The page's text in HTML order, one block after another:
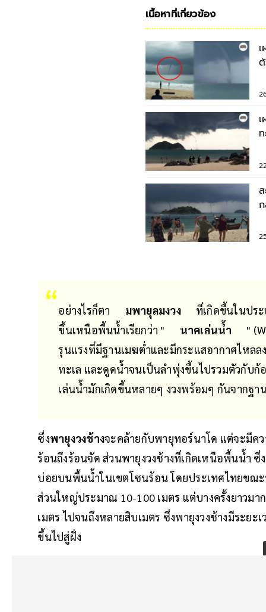
เนื้อหาที่เกี่ยวข้อง
อย่างไรก็ตา มพายุลมงวง
ที่เกิดขึ้นในปร
ขึ้นเหนือพื้นน้ำเรียกว่า "
นาคเล่นน้ำ
"
รุนแรงที่มีฐานเมฆต่ำและมีกระแสอากาศไหล
ทะเล และดูดน้ำจนเป็นลำพุ่งขึ้นไปรวมตัวกับ
เล่นน้ำมักเกิดขึ้นหลายๆ งวงพร้อมๆ กันจากฐ
ซึ่งพายุงวงช้างจะคล้ายกับพายุทอร์นาโด แต่จะมี
ร้อนถึงร้อนจัด ส่วนพายุงวงช้างที่เกิดเหนือพื้นน้ำ
บ่อยบนพื้นน้ำในเขตโซนร้อน โดยประเทศไทยขณ
ส่วนใหญ่ประมาณ 10-100 เมตร แต่บางครั้งยาวมา
เมตร ไปจนถึงหลายสิบเมตร ซึ่งพายุงวงช้างมีระยะ
ขึ้นไปสู่ฝั่ง